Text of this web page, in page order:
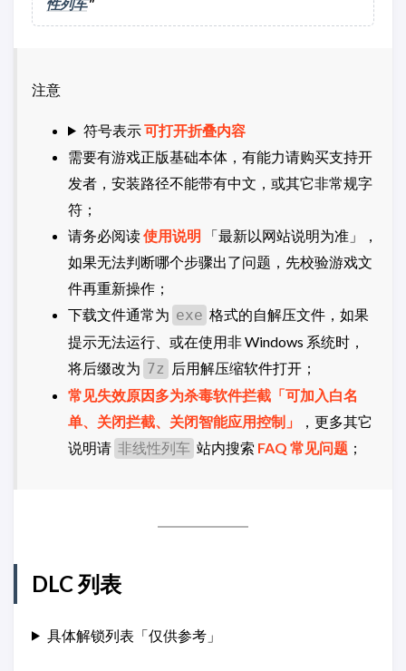
性列车"
注意
符号表示可打开折叠内容
需要有游戏正版基础本体，有能力请购买支持开
发者，安装路径不能带有中文，或其它非常规字
符；
请务必阅读使用说明
「最新以网站说明为准」，
如果无法判断哪个步骤出了问题，先校验游戏文
件再重新操作；
下载文件通常为 exe 格式的自解压文件，如果
提示无法运行、或在使用非 Windows 系统时，
将后缀改为 7z 后用解压缩软件打开；
常见失效原因多为杀毒软件拦截「可加入白名
单、关闭拦截、关闭智能应用控制」
，更多其它
说明请 非线性列车 站内搜索 FAQ 常见问题 ；
DLC 列表
具体解锁列表「仅供参考」